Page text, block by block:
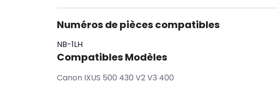
Numéros de pièces compatibles
NB-1LH
Compatibles Modèles
Canon IXUS 500 430 V2 V3 400